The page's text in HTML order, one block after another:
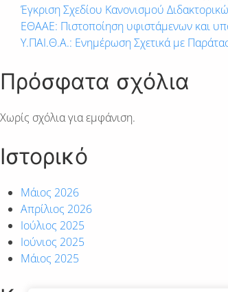
Έγκριση Σχεδίου Κανονισμού
ΕΘΑΑΕ: Πιστοποίηση υφιστάμενων και
Υ.ΠΑΙ.Θ.Α.: Ενημέρωση Σχετικά με
Πρόσφατα σχόλια
Χωρίς σχόλια για εμφάνιση.
Ιστορικό
Μάιος 2026
Απρίλιος 2026
Ιούλιος 2025
Ιούνιος 2025
Μάιος 2025